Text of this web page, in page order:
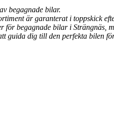
begagnade bilar.
är garanterat i toppskick
begagnade bilar i Strängnäs,
guida dig till den perfekta bilen